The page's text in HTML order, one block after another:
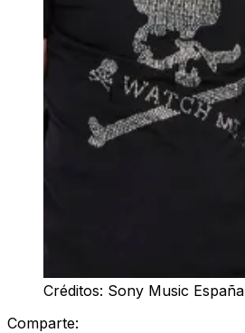
Créditos: Sony Music España
Comparte: